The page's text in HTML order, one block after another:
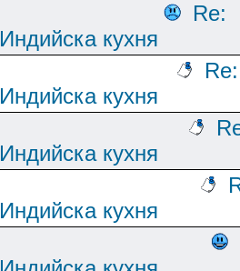
Re:
Индийска кухня
Re:
Индийска кухня
Индийска кухня
Индийска кухня